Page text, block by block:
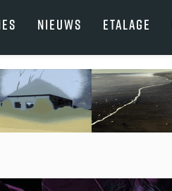
NIEUWS ETALAGE